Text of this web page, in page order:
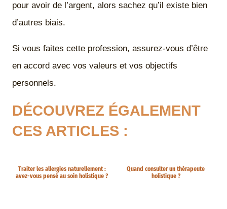
pour avoir de l’argent, alors sachez qu’il existe bien
d’autres biais.
Si vous faites cette profession, assurez-vous d’être
en accord avec vos valeurs et vos objectifs
personnels.
DÉCOUVREZ ÉGALEMENT
CES ARTICLES :
Traiter les allergies naturellement :
avez-vous pensé au soin holistique ?
Quand consulter un thérapeute
holistique ?